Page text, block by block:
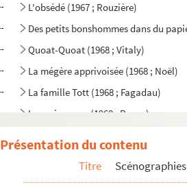
L'obsédé (1967 ; Rouzière)
Des petits bonshommes dans du
Quoat-Quoat (1968 ; Vitaly)
La mégère apprivoisée (1968 ; Noël)
La famille Tott (1968 ; Fagadau)
La main passe (1968 ; Rosny)
Présentation du contenu
Titre